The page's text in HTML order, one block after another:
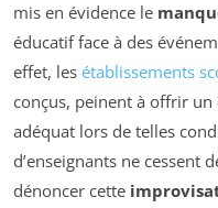
mis en évidence le
éducatif face à des
effet, les établissements
conçus, peinent à offrir un
adéquat lors de telles
d’enseignants ne cessent
dénoncer cette